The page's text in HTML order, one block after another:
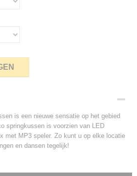
is een nieuwe sensatie op het gebied
springkussen is voorzien van LED
met MP3 speler. Zo kunt u op elke locatie
en dansen tegelijk!